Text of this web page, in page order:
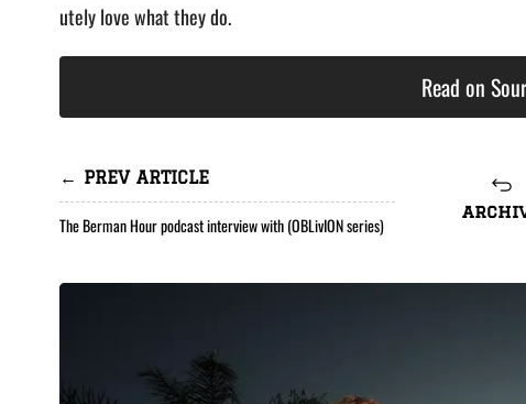
utely love what they do.
Read on
← PREV ARTICLE
The Berman Hour podcast interview with (OBLivION series)